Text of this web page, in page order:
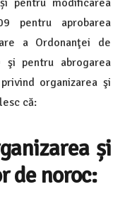
pentru aprobarea
a Ordonanţei de
şi pentru abrogarea
organizarea şi
că:
și
de noroc: